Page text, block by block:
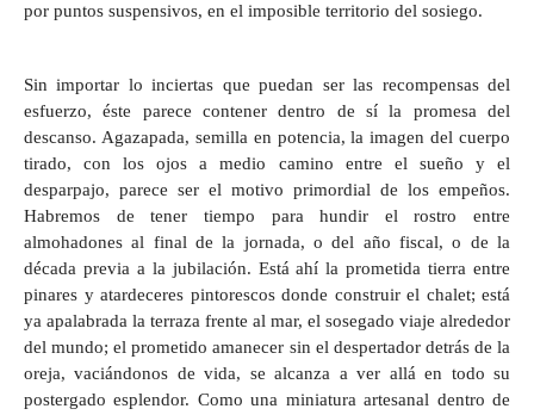
por puntos suspensivos, en el imposible territorio del sosiego.
Sin importar lo inciertas que puedan ser las recompensas del
esfuerzo, éste parece contener dentro de sí la promesa del
descanso. Agazapada, semilla en potencia, la imagen del cuerpo
tirado, con los ojos a medio camino entre el sueño y el
desparpajo, parece ser el motivo primordial de los empeños.
Habremos de tener tiempo para hundir el rostro entre
almohadones al final de la jornada, o del año fiscal, o de la
década previa a la jubilación. Está ahí la prometida tierra entre
pinares y atardeceres pintorescos donde construir el chalet; está
ya apalabrada la terraza frente al mar, el sosegado viaje alrededor
del mundo; el prometido amanecer sin el despertador detrás de la
oreja, vaciándonos de vida, se alcanza a ver allá en todo su
postergado esplendor. Como una miniatura artesanal dentro de